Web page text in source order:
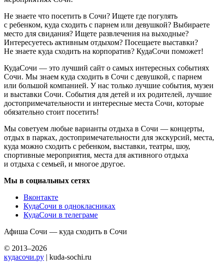
Не знаете что посетить в Сочи? Ищете где погулять
с ребенком, куда сходить с парнем или девушкой? Выбираете
место для свидания? Ищете развлечения на выходные?
Интересуетесь активным отдыхом? Посещаете выставки?
Не знаете куда сходить на корпоратив? КудаСочи поможет!
КудаСочи — это лучший сайт о самых интересных событиях
Сочи. Мы знаем куда сходить в Сочи с девушкой, с парнем
или большой компанией. У нас только лучшие события, музеи
и выставки Сочи. События для детей и их родителей, лучшие
достопримечательности и интересные места Сочи, которые
обязательно стоит посетить!
Мы советуем любые варианты отдыха в Сочи — концерты,
отдых в парках, достопримечательности для экскурсий, места,
куда можно сходить с ребенком, выставки, театры, шоу,
спортивные мероприятия, места для активного отдыха
и отдыха с семьей, и многое другое.
Мы в социальных сетях
Вконтакте
КудаСочи в однокласниках
КудаСочи в телеграме
Афиша Сочи — куда сходить в Сочи
© 2013–2026
кудасочи.ру | kuda-sochi.ru